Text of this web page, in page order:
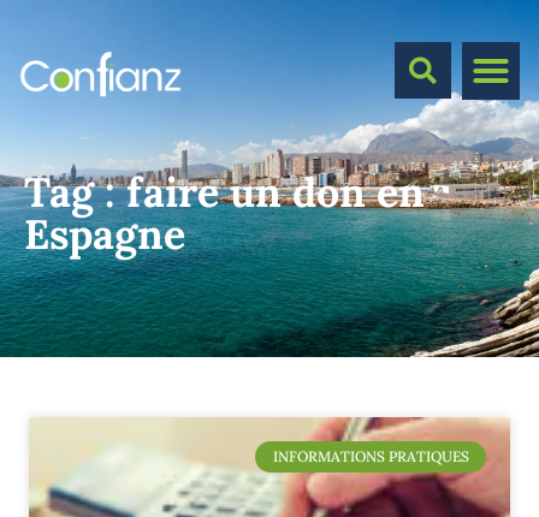
Tag :faire un don en
Espagne
INFORMATIONS PRATIQUES